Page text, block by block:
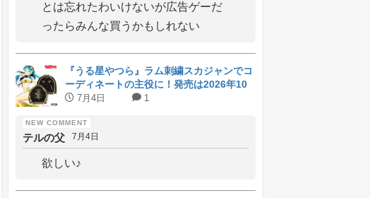
とは忘れたわいけないが広告ゲーだ
ったらみんな買うかもしれない
『うる星やつら』ラム刺繍スカジャンでコ
ーディネートの主役に！発売は2026年10
月上旬
7月4日 1
テルの父 7月4日
欲しい♪